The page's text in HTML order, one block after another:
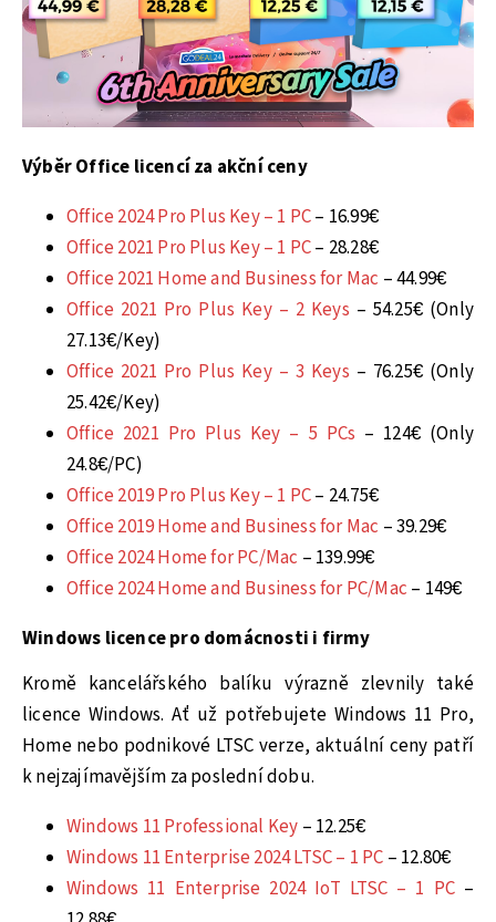
Výběr Office licencí za akční ceny
Office 2024 Pro Plus Key – 1 PC– 16.99€
Office 2021 Pro Plus Key – 1 PC– 28.28€
Office 2021 Home and Business for Mac – 44.99€
Office 2021 Pro Plus Key – 2 Keys – 54.25€ (Only
27.13€/Key)
Office 2021 Pro Plus Key – 3 Keys – 76.25€ (Only
25.42€/Key)
Office 2021 Pro Plus Key – 5 PCs – 124€ (Only
24.8€/PC)
Office 2019 Pro Plus Key – 1 PC– 24.75€
Office 2019 Home and Business for Mac – 39.29€
Office 2024 Home for PC/Mac – 139.99€
Office 2024 Home and Business for PC/Mac – 149€
Windows licence pro domácnosti i firmy
Kromě kancelářského balíku výrazně zlevnily také
licence Windows. Ať už potřebujete Windows 11 Pro,
Home nebo podnikové LTSC verze, aktuální ceny patří
k nejzajímavějším za poslední dobu.
Windows 11 Professional Key – 12.25€
Windows 11 Enterprise 2024 LTSC – 1 PC – 12.80€
Windows 11 Enterprise 2024 IoT LTSC – 1 PC–